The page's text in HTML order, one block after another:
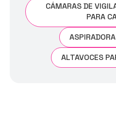
CÁMARAS DE
PARA
ALTAVOCES